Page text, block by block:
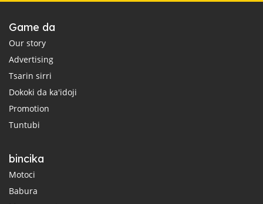
Game da
Our story
Advertising
Tsarin sirri
Dokoki da ka'idoji
Promotion
Tuntubi
bincika
Motoci
Babura